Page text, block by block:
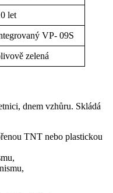
let
VP- 09S
zelená
dnem vzhůru. Skládá
TNT nebo plastickou